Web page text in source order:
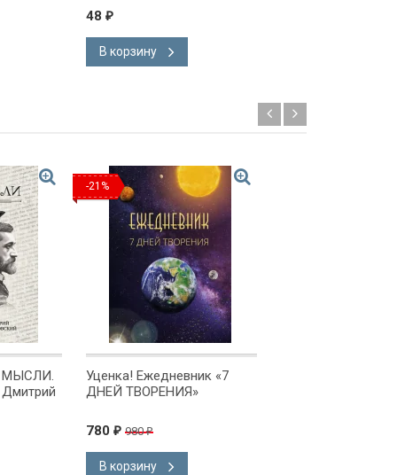
48 ₽
В корзину
МЫСЛИ.
Дмитрий
-21%
Уценка! Ежедневник «7
ДНЕЙ ТВОРЕНИЯ»
780 ₽ 980₽
В корзину